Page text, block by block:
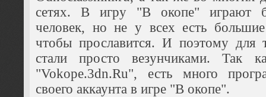
сетях. В игру "В окопе" играют
человек, но не у всех есть
чтобы прославится. И поэтому для
стали просто везунчиками. Так
"Vokope.3dn.Ru", есть много
своего аккаунта в игре "В окопе".